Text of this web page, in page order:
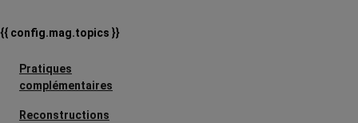
{{ config.mag.topics }}
Pratiques
complémentaires
Reconstructions